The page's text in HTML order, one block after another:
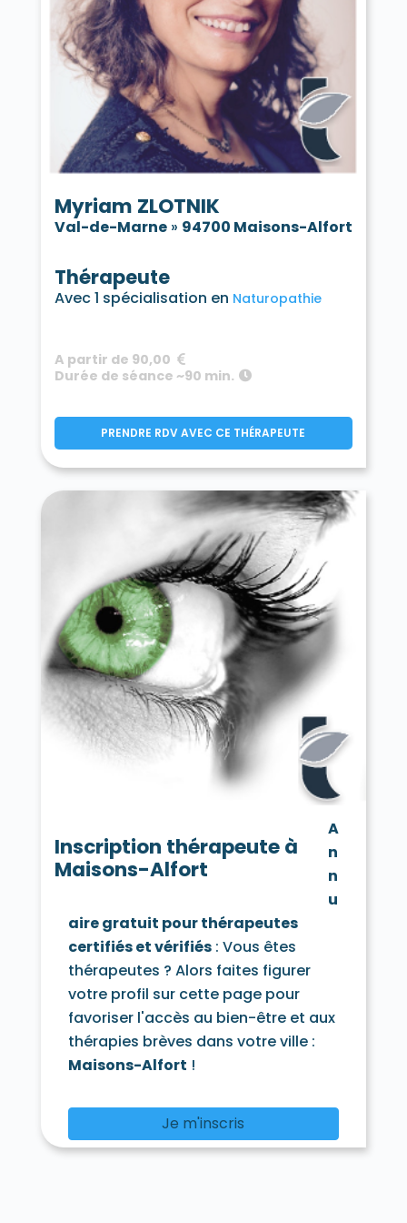
Saint-Mandé 94160
Saint-Maur-des-Fossés 94100
Saint-Maur-des-Fossés 94210
Saint-Maurice 94410
Santeny 94440
Sucy-en-Brie 94370
Thiais 94320
Valenton 94460
Villecresnes 94440
Villejuif 94800
Villeneuve-le-Roi 94290
Villeneuve-Saint-Georges 94190
Villiers-sur-Marne 94350
Vincennes 94300
Myriam ZLOTNIK
Val-de-Marne» 94700 Maisons-Alfort
Thérapeute
Avec 1 spécialisation en Naturopathie
A partir de 90,00
Durée de séance ~90 min.
PRENDRE RDV AVEC CE THÉRAPEUTE
Inscription thérapeute à
Maisons-Alfort
A
n
n
u
aire gratuit pour thérapeutes
certifiés et vérifiés: Vous êtes
thérapeutes ? Alors faites figurer
votre profil sur cette page pour
favoriser l'accès au bien-être et aux
thérapies brèves dans votre ville :
Maisons-Alfort !
Je m'inscris